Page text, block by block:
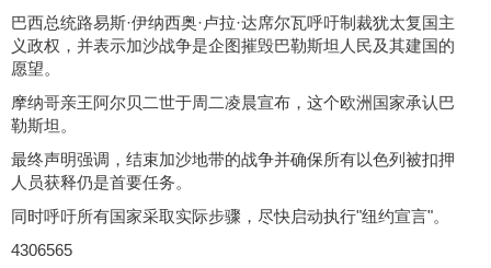
巴西总统路易斯·伊纳西奥·卢拉·达席尔瓦呼吁制裁犹太复国主
义政权，并表示加沙战争是企图摧毁巴勒斯坦人民及其建国的
愿望。
摩纳哥亲王阿尔贝二世于周二凌晨宣布，这个欧洲国家承认巴
勒斯坦。
最终声明强调，结束加沙地带的战争并确保所有以色列被扣押
人员获释仍是首要任务。
同时呼吁所有国家采取实际步骤，尽快启动执行"纽约宣言"。
4306565